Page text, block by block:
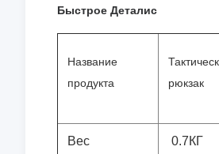
Быстрое Деталис
Название
продукта
рюкзак
Вес 0.7КГ